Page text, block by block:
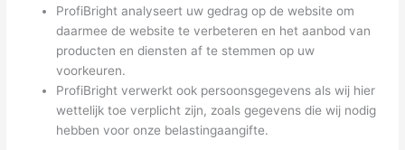
ProfiBright analyseert uw gedrag op de website om
daarmee de website te verbeteren en het aanbod van
producten en diensten af te stemmen op uw
voorkeuren.
ProfiBright verwerkt ook persoonsgegevens als wij hier
wettelijk toe verplicht zijn, zoals gegevens die wij nodig
hebben voor onze belastingaangifte.